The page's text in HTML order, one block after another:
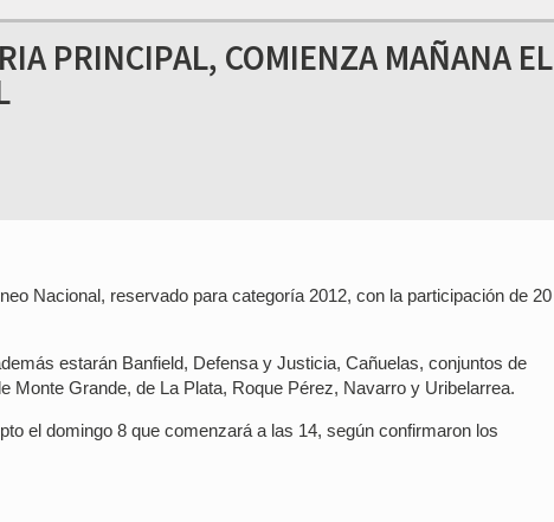
PRINCIPAL, COMIENZA MAÑANA EL
Nacional, reservado para categoría 2012, con la participación de 20
estarán Banfield, Defensa y Justicia, Cañuelas, conjuntos de
Monte Grande, de La Plata, Roque Pérez, Navarro y Uribelarrea.
el domingo 8 que comenzará a las 14, según confirmaron los